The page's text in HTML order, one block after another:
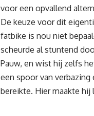
voor een opvallend
De keuze voor dit
fatbike is nou niet
scheurde al stuntend
Pauw, en wist hij zelfs
een spoor van
bereikte. Hier maakte